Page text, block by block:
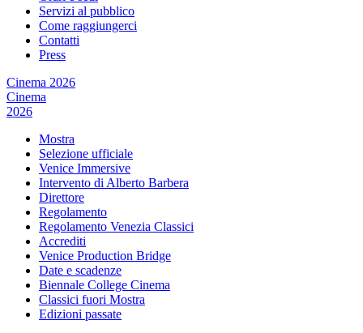
Servizi al pubblico
Come raggiungerci
Contatti
Press
Cinema 2026
Cinema
2026
Mostra
Selezione ufficiale
Venice Immersive
Intervento di Alberto Barbera
Direttore
Regolamento
Regolamento Venezia Classici
Accrediti
Venice Production Bridge
Date e scadenze
Biennale College Cinema
Classici fuori Mostra
Edizioni passate